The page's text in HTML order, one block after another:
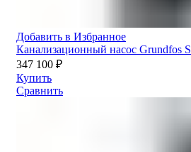
Добавить в Избранное
Канализационный насос Grundfos
347 100 ₽
Купить
Сравнить